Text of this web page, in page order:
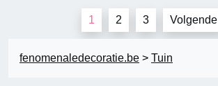
Berichten
paginering
1 2 3 Volgende
fenomenaledecoratie.be > Tuin